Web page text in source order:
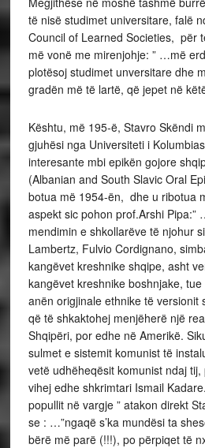
të nisë studimet universitare, falë
Council of Learned Societies, për
më vonë me mirenjohje: ” …më
plotësoj studimet unversitare dhe
gradën më të lartë, që jepet në
Kështu, më 195-ë, Stavro Skëndi
gjuhësi nga Universiteti i
interesante mbi epikën gojore
(Albanian and South Slavic Oral
botua më 1954-ën, dhe u ribotua
aspekt sic pohon prof.Arshi
mendimin e shkollarëve të njohur
Lambertz, Fulvio Cordignano,
kangëvet kreshnike shqipe, asht
kangëvet kreshnike boshnjake,
anën origjinale ethnike të versionit
që të shkaktohej menjëherë një
Shqipëri, por edhe në Amerikë.
sulmet e sistemit komunist të
vetë udhëheqësit komunist ndaj
vihej edhe shkrimtari Ismail
popullit në vargje ” atakon direkt
se : …”ngaqë s’ka mundësi ta
bërë më parë (!!!), po përpiqet të